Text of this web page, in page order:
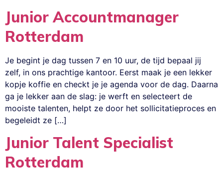
Junior Accountmanager
Rotterdam
Je begint je dag tussen 7 en 10 uur, de tijd bepaal jij
zelf, in ons prachtige kantoor. Eerst maak je een lekker
kopje koffie en checkt je je agenda voor de dag. Daarna
ga je lekker aan de slag: je werft en selecteert de
mooiste talenten, helpt ze door het sollicitatieproces en
begeleidt ze […]
Junior Talent Specialist
Rotterdam